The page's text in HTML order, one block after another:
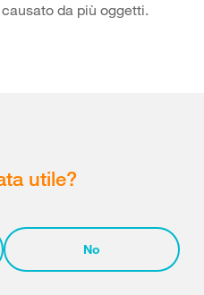
da più oggetti.
utile?
No